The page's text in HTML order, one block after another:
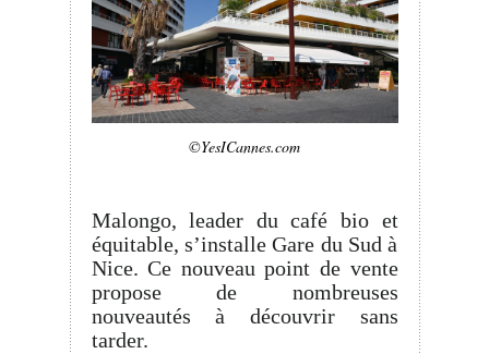
©YesICannes.com
Malongo, leader du café bio et
équitable, s’installe Gare du Sud à
Nice. Ce nouveau point de vente
propose de nombreuses
nouveautés à découvrir sans
tarder.